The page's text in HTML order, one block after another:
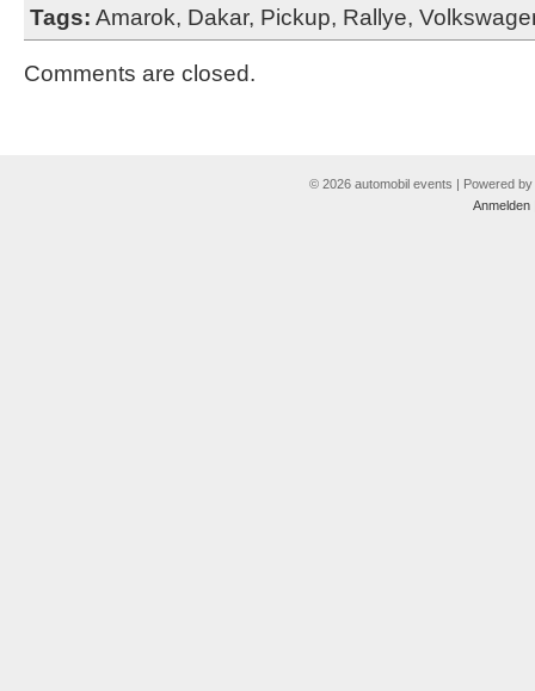
Tags: Amarok, Dakar, Pickup, Rallye,
Comments are closed.
© 2026 automobil events | Powered by
Anmelden|